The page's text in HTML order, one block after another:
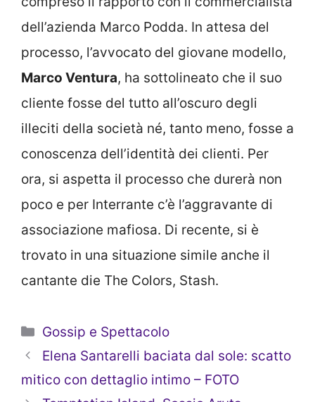
dell’azienda Marco Podda. In attesa del
processo, l’avvocato del giovane modello,
Marco Ventura, ha sottolineato che il suo
cliente fosse del tutto all’oscuro degli
illeciti della società né, tanto meno, fosse a
conoscenza dell’identità dei clienti. Per
ora, si aspetta il processo che durerà non
poco e per Interrante c’è l’aggravante di
associazione mafiosa. Di recente, si è
trovato in una situazione simile anche il
cantante die The Colors, Stash.
Categorie
Gossip e Spettacolo
Elena Santarelli baciata dal sole: scatto
mitico con dettaglio intimo – FOTO